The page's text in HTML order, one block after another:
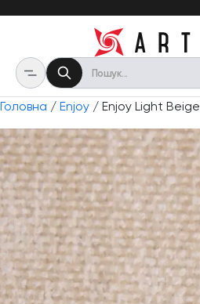
Головна / Enjoy / Enjoy Light Beige